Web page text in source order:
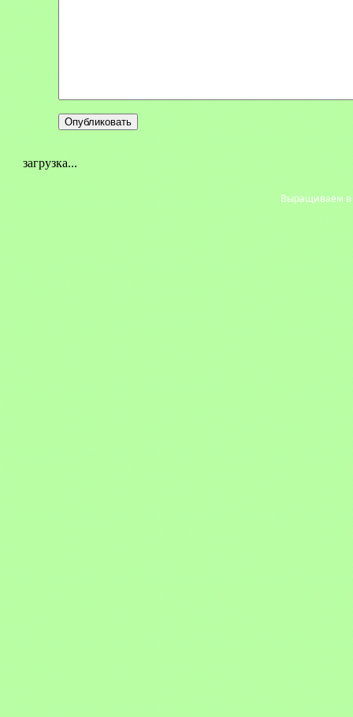
загрузка...
Выращиваем в